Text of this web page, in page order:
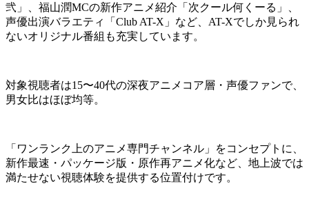
弐」、福山潤MCの新作アニメ紹介「次クール何くーる」、
声優出演バラエティ「Club AT-X」など、 AT-Xでしか見られ
ないオリジナル番組 も充実しています。
対象視聴者は15〜40代の深夜アニメコア層・声優ファンで、
男女比はほぼ均等。
「ワンランク上のアニメ専門チャンネル」をコンセプトに、
新作最速・パッケージ版・原作再アニメ化など、地上波では
満たせない視聴体験を提供する位置付けです。